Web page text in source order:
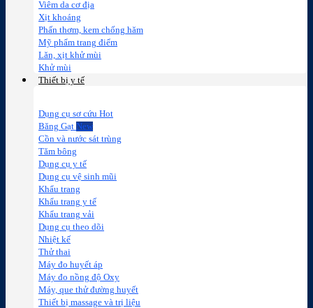
Viêm da cơ địa
Xịt khoáng
Phấn thơm, kem chống hăm
Mỹ phẩm trang điểm
Lăn, xịt khử mùi
Khử mùi
Thiết bị y tế
Dụng cụ sơ cứu
Băng Gạt
Cồn và nước sát trùng
Tăm bông
Dụng cụ y tế
Dụng cụ vệ sinh mũi
Khẩu trang
Khẩu trang y tế
Khẩu trang vải
Dụng cụ theo dõi
Nhiệt kế
Thử thai
Máy đo huyết áp
Máy đo nồng độ Oxy
Máy, que thử đường huyết
Thiết bị massage và trị liệu